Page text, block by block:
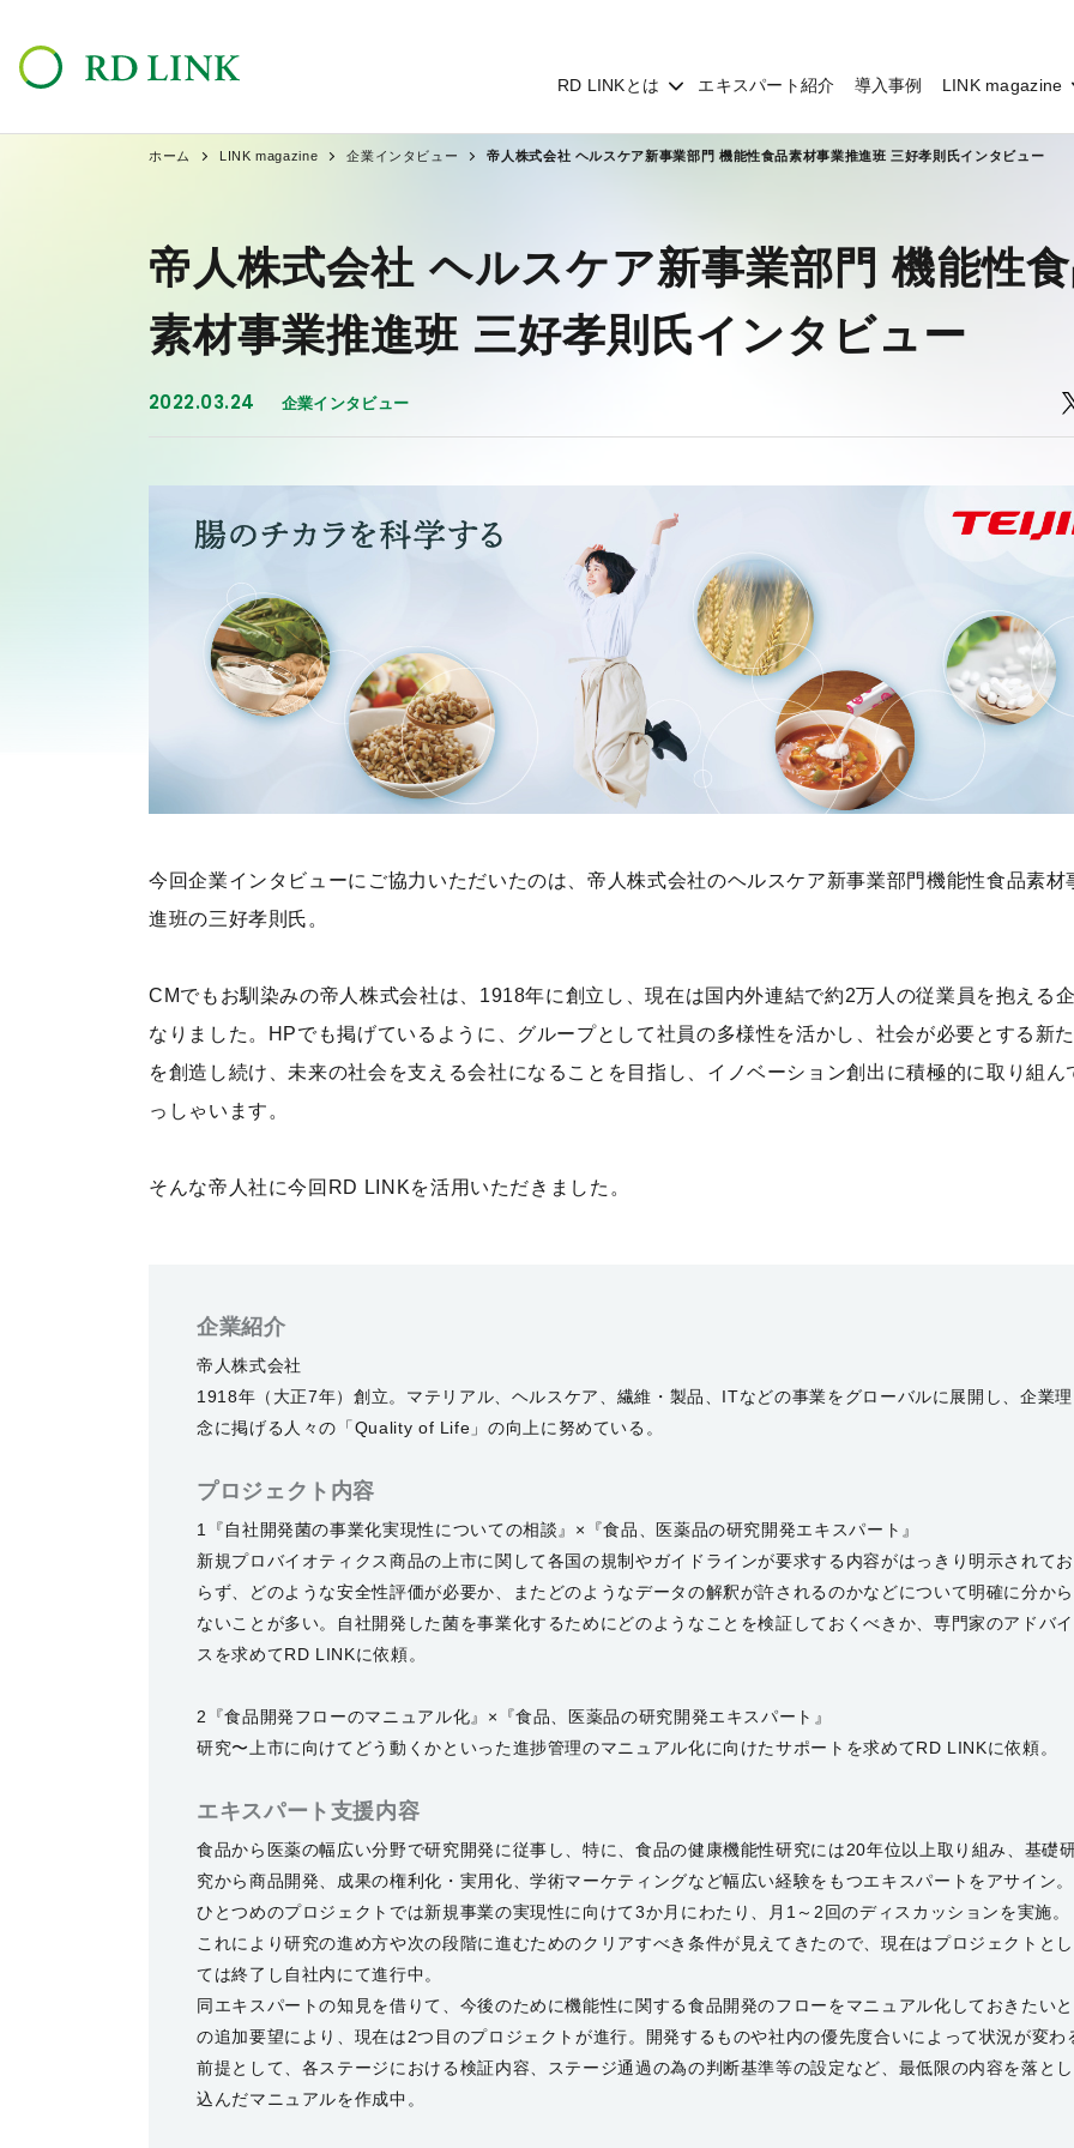
RD LINKとは エキスパート紹介 導入事例 LINK magazine
ホーム LINK magazine 企業インタビュー 帝人株式会社 ヘルスケア新事業部門 機能性食品素材事業推進班 三好孝則氏インタビュー
帝人株式会社 ヘルスケア新事業部門 機能性
素材事業推進班 三好孝則氏インタビュー
2022.03.24 企業インタビュー
今回企業インタビューにご協力いただいたのは、帝人株式会社のヘルスケア新事業部門機能性食品素材
進班の三好孝則氏。
CMでもお馴染みの帝人株式会社は、1918年に創立し、現在は国内外連結で約2万人の従業員を抱える
なりました。HPでも掲げているように、グループとして社員の多様性を活かし、社会が必要とする新
を創造し続け、未来の社会を支える会社になることを目指し、イノベーション創出に積極的に取り組ん
っしゃいます。
そんな帝人社に今回RD LINKを活用いただきました。
企業紹介
帝人株式会社
1918年（大正7年）創立。マテリアル、ヘルスケア、繊維・製品、ITなどの事業をグローバルに展開し、企業理
念に掲げる人々の「Quality of Life」の向上に努めている。
プロジェクト内容
1『自社開発菌の事業化実現性についての相談』×『食品、医薬品の研究開発エキスパート』
新規プロバイオティクス商品の上市に関して各国の規制やガイドラインが要求する内容がはっきり明示されてお
らず、どのような安全性評価が必要か、またどのようなデータの解釈が許されるのかなどについて明確に分から
ないことが多い。自社開発した菌を事業化するためにどのようなことを検証しておくべきか、専門家のアドバイ
スを求めてRD LINKに依頼。
2『食品開発フローのマニュアル化』×『食品、医薬品の研究開発エキスパート』
研究〜上市に向けてどう動くかといった進捗管理のマニュアル化に向けたサポートを求めてRD LINKに依頼。
エキスパート支援内容
食品から医薬の幅広い分野で研究開発に従事し、特に、食品の健康機能性研究には20年位以上取り組み、基礎
究から商品開発、成果の権利化・実用化、学術マーケティングなど幅広い経験をもつエキスパートをアサイン。
ひとつめのプロジェクトでは新規事業の実現性に向けて3か月にわたり、月1～2回のディスカッションを実施。
これにより研究の進め方や次の段階に進むためのクリアすべき条件が見えてきたので、現在はプロジェクトとし
ては終了し自社内にて進行中。
同エキスパートの知見を借りて、今後のために機能性に関する食品開発のフローをマニュアル化しておきたいと
の追加要望により、現在は2つ目のプロジェクトが進行。開発するものや社内の優先度合いによって状況が変わ
前提として、各ステージにおける検証内容、ステージ通過の為の判断基準等の設定など、最低限の内容を落とし
込んだマニュアルを作成中。